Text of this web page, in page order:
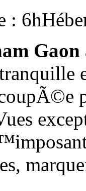
: 6h